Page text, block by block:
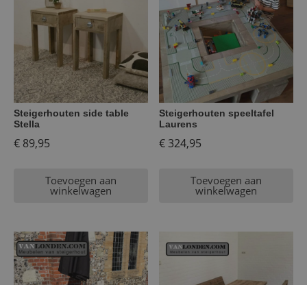
Steigerhouten side table
Stella
€ 89,95
Toevoegen aan
winkelwagen
Steigerhouten speeltafel
Laurens
€324,95
Toevoegen aan
winkelwagen